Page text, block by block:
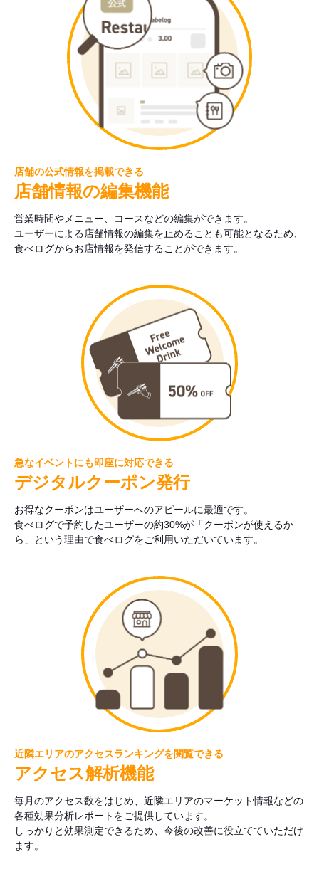
店舗の公式情報を掲載できる
店舗情報の編集機能
営業時間やメニュー、コースなどの編集ができます。
ユーザーによる店舗情報の編集を止めることも可能となるため、
食べログからお店情報を発信することができます。
急なイベントにも即座に対応できる
デジタルクーポン発行
お得なクーポンはユーザーへのアピールに最適です。
食べログで予約したユーザーの約30%が「クーポンが使えるか
ら」という理由で食べログをご利用いただいています。
近隣エリアのアクセスランキングを閲覧できる
アクセス解析機能
毎月のアクセス数をはじめ、近隣エリアのマーケット情報などの
各種効果分析レポートをご提供しています。
しっかりと効果測定できるため、今後の改善に役立てていただけ
ます。